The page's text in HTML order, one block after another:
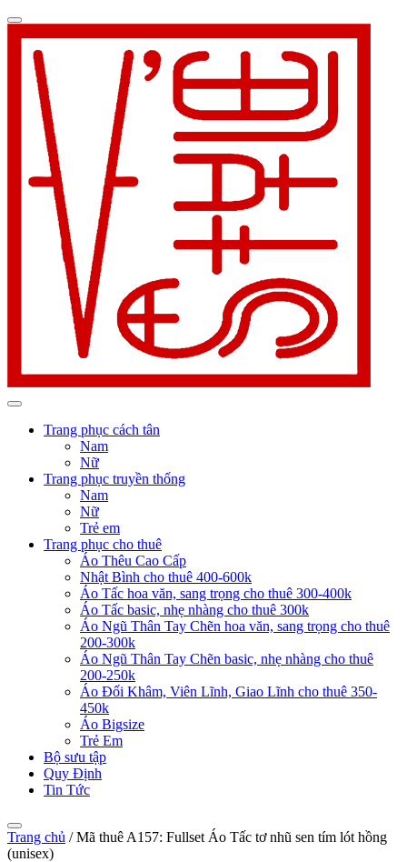
Trang phục cách tân
Nam
Nữ
Trang phục truyền thống
Nam
Nữ
Trẻ em
Trang phục cho thuê
Áo Thêu Cao Cấp
Nhật Bình cho thuê 400-600k
Áo Tấc hoa văn, sang trọng cho thuê 300-400k
Áo Tấc basic, nhẹ nhàng cho thuê 300k
Áo Ngũ Thân Tay Chẽn hoa văn, sang trọng cho thuê
200-300k
Áo Ngũ Thân Tay Chẽn basic, nhẹ nhàng cho thuê
200-250k
Áo Đối Khâm, Viên Lĩnh, Giao Lĩnh cho thuê 350-
450k
Áo Bigsize
Trẻ Em
Bộ sưu tập
Quy Định
Tin Tức
Trang chủ /Mã thuê A157: Fullset Áo Tấc tơ nhũ sen tím lót hồng
(unisex)